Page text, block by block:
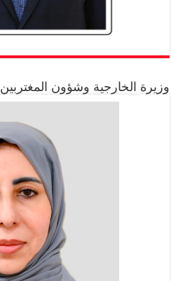
وزيرة الخارجية وشؤون المغتربين